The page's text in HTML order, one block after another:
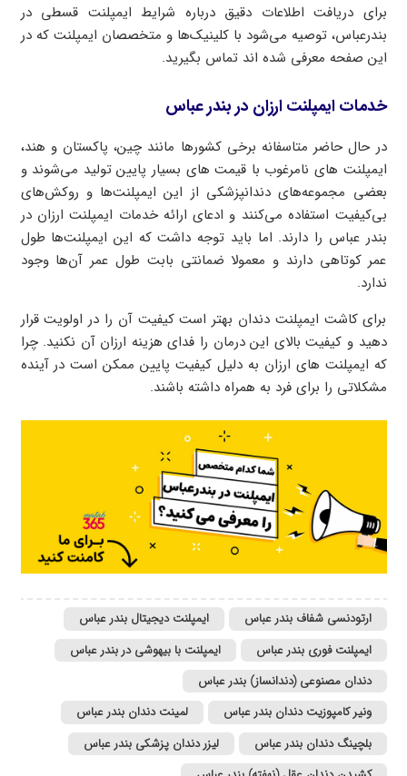
برای دریافت اطلاعات دقیق درباره شرایط ایمپلنت قسطی در
بندرعباس، توصیه می‌شود با کلینیک‌ها و متخصصان ایمپلنت که در
این صفحه معرفی شده اند تماس بگیرید.
خدمات ایمپلنت ارزان در بندر عباس
در حال حاضر متاسفانه برخی کشورها مانند چین، پاکستان و هند،
ایمپلنت های نامرغوب با قیمت های بسیار پایین تولید می‌شوند و
بعضی مجموعه‌های دندانپزشکی از این ایمپلنت‌ها و روکش‌های
بی‌کیفیت استفاده می‌کنند و ادعای ارائه خدمات ایمپلنت ارزان در
بندر عباس را دارند. اما باید توجه داشت که این ایمپلنت‌ها طول
عمر کوتاهی دارند و معمولا ضمانتی بابت طول عمر آن‌ها وجود
ندارد.
برای کاشت ایمپلنت دندان بهتر است کیفیت آن را در اولویت قرار
دهید و کیفیت بالای این درمان را فدای هزینه ارزان آن نکنید. چرا
که ایمپلنت های ارزان به دلیل کیفیت پایین ممکن است در آینده
مشکلاتی را برای فرد به همراه داشته باشند.
ارتودنسی شفاف بندر عباس
ایمپلنت دیجیتال بندر عباس
ایمپلنت فوری بندر عباس
ایمپلنت با بیهوشی در بندر عباس
دندان مصنوعی (دندانساز) بندر عباس
ونیر کامپوزیت دندان بندر عباس
لمینت دندان بندر عباس
بلچینگ دندان بندر عباس
لیزر دندان پزشکی بندر عباس